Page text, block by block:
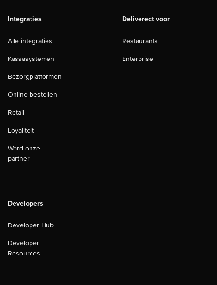
Integraties
Alle integraties
Kassasystemen
Bezorgplatformen
Online bestellen
Retail
Loyaliteit
Word onze
partner
Deliverect voor
Restaurants
Enterprise
Developers
Developer Hub
Developer
Resources